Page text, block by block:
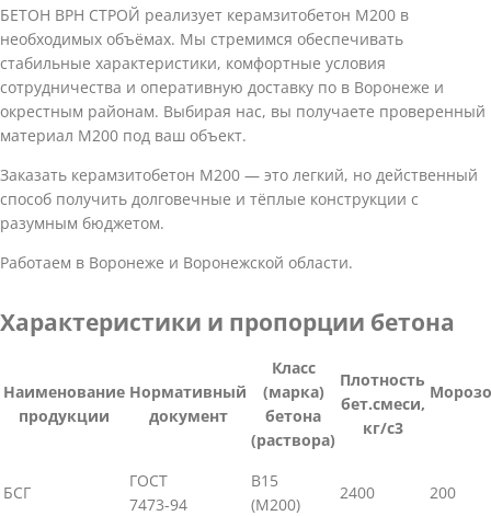
БЕТОН ВРН СТРОЙ реализует керамзитобетон M200 в
необходимых объёмах. Мы стремимся обеспечивать
стабильные характеристики, комфортные условия
сотрудничества и оперативную доставку по в Воронеже и
окрестным районам. Выбирая нас, вы получаете проверенный
материал M200 под ваш объект.
Заказать керамзитобетон M200 — это легкий, но действенный
способ получить долговечные и тёплые конструкции с
разумным бюджетом.
Работаем в Воронеже и Воронежской области.
Характеристики и пропорции бетона
Наименование
продукции
Нормативный
документ
Класс
(марка)
бетона
(раствора)
Плотность
бет.смеси,
кг/с3
БСГ
ГОСТ
7473-94
В15
(М200)
2400 200